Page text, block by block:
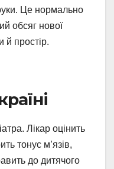
Це нормально
обсяг нової
й простір.
Лікар оцінить
тонус м’язів,
до дитячого